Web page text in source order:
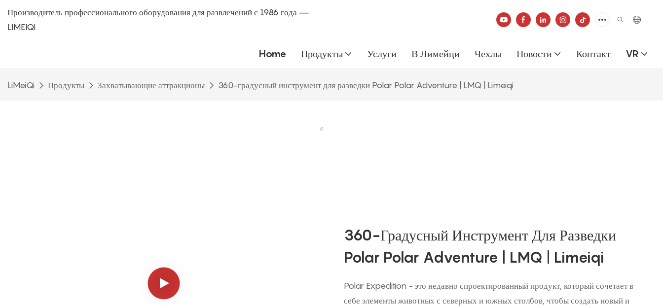
Производитель профессионального оборудования для развлечений с 1986 года —
LIMEIQI
Home Продукты Услуги В Лимейци Чехлы Новости Контакт VR
LiMeiQi Продукты Захватывающие аттракционы 360-градусный инструмент для разведки Polar Polar Adventure | LMQ | Limeiqi
360-Градусный Инструмент Для Разведки
Polar Polar Adventure | LMQ | Limeiqi
Polar Expedition - это недавно спроектированный продукт, который сочетает в
себе элементы животных с северных и южных столбов, чтобы создать новый и